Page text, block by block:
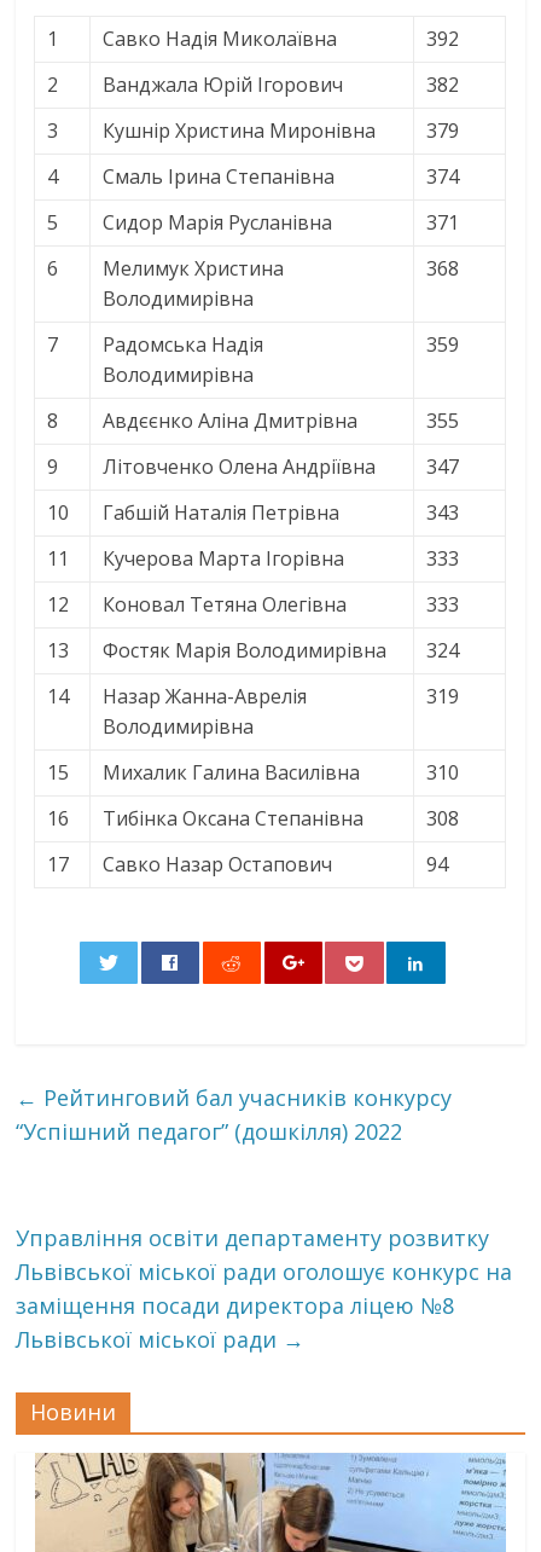
1 Савко Надія Миколаївна
392
2
Ванджала Юрій Ігорович
382
3
Кушнір Христина Миронівна
379
4
Смаль Ірина Степанівна
374
5
Сидор Марія Русланівна
371
6
Мелимук Христина
Володимирівна
368
7
Радомська Надія
Володимирівна
359
8 Авдєєнко Аліна Дмитрівна
355
9
Літовченко Олена Андріївна
347
10
Габшій Наталія Петрівна
343
11
Кучерова Марта Ігорівна
333
12
Коновал Тетяна Олегівна
333
13
Фостяк Марія Володимирівна
324
14
Назар Жанна-Аврелія
Володимирівна
319
15 Михалик Галина Василівна
310
16
Тибінка Оксана Степанівна
308
17
Савко Назар Остапович 94
← Рейтинговий бал учасників конкурсу
“Успішний педагог” (дошкілля) 2022
Управління освіти департаменту розвитку
Львівської міської ради оголошує конкурс на
заміщення посади директора ліцею №8
Львівської міської ради →
Новини